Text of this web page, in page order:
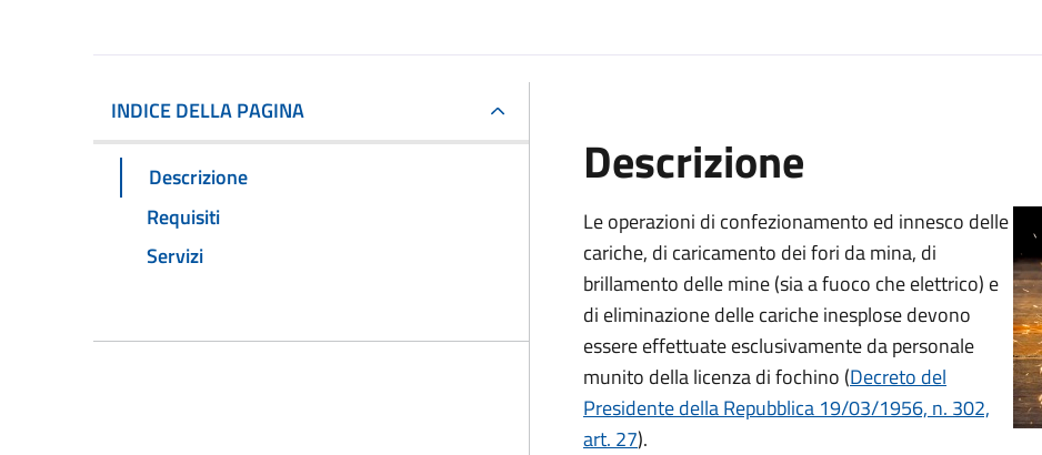
INDICE DELLA PAGINA
Descrizione
Requisiti
Servizi
Descrizione
Le operazioni di confezionamento ed innesco delle
cariche, di caricamento dei fori da mina, di
brillamento delle mine (sia a fuoco che elettrico) e
di eliminazione delle cariche inesplose devono
essere effettuate esclusivamente da personale
munito della licenza di fochino (Decreto del
Presidente della Repubblica 19/03/1956, n. 302,
art. 27).